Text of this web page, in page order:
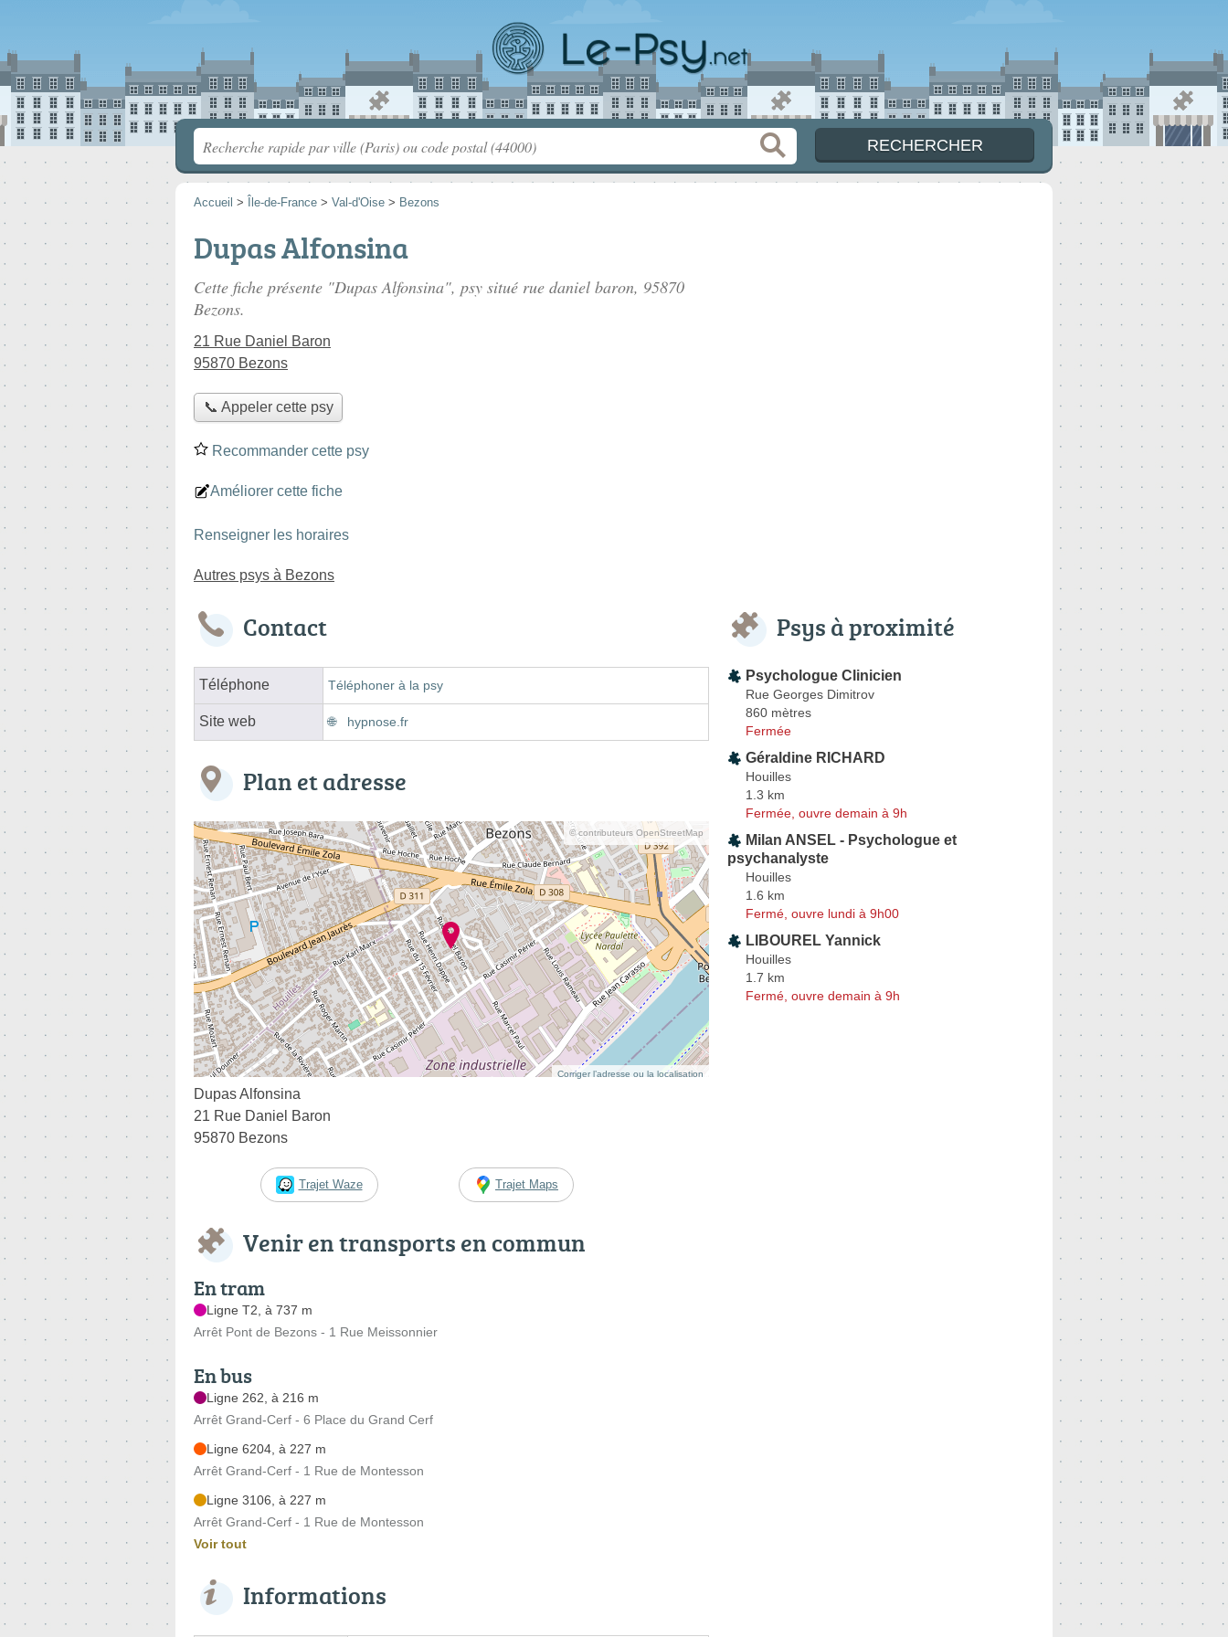
Accueil > Île-de-France > Val-d'Oise > Bezons
Dupas Alfonsina
Cette fiche présente "Dupas Alfonsina", psy situé rue daniel baron, 95870
Bezons.
21 Rue Daniel Baron
95870 Bezons
📞 Appeler cette psy
Recommander cette psy
Améliorer cette fiche
Renseigner les horaires
Autres psys à Bezons
Contact
Téléphone Téléphoner à la psy
Site web hypnose.fr
Plan et adresse
© contributeurs OpenStreetMap
Corriger l’adresse ou la localisation
Dupas Alfonsina
21 Rue Daniel Baron
95870 Bezons
Trajet Waze Trajet Maps
Venir en transports en commun
En tram
Ligne T2, à 737 m
Arrêt Pont de Bezons - 1 Rue Meissonnier
En bus
Ligne 262, à 216 m
Arrêt Grand-Cerf - 6 Place du Grand Cerf
Ligne 6204, à 227 m
Arrêt Grand-Cerf - 1 Rue de Montesson
Ligne 3106, à 227 m
Arrêt Grand-Cerf - 1 Rue de Montesson
Voir tout
Informations
Psys à proximité
Psychologue Clinicien
Rue Georges Dimitrov
860 mètres
Fermée
Géraldine RICHARD
Houilles
1.3 km
Fermée, ouvre demain à 9h
Milan ANSEL - Psychologue et
psychanalyste
Houilles
1.6 km
Fermé, ouvre lundi à 9h00
LIBOUREL Yannick
Houilles
1.7 km
Fermé, ouvre demain à 9h